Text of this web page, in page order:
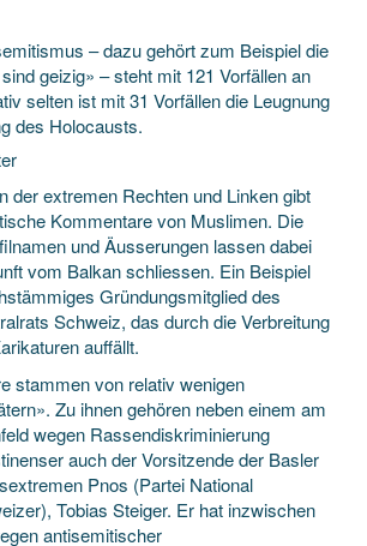
– dazu gehört zum Beispiel die
geizig» – steht mit 121 Vorfällen an
selten ist mit 31 Vorfällen die Leugnung
des Holocausts.
der extremen Rechten und Linken gibt
Kommentare von Muslimen. Die
und Äusserungen lassen dabei
vom Balkan schliessen. Ein Beispiel
Gründungsmitglied des
Schweiz, das durch die Verbreitung
auffällt.
stammen von relativ wenigen
Zu ihnen gehören neben einem am
wegen Rassendiskriminierung
auch der Vorsitzende der Basler
Pnos (Partei National
Tobias Steiger. Er hat inzwischen
antisemitischer